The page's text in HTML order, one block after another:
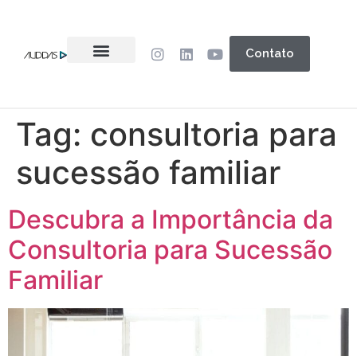
Contato
Tag: consultoria para
sucessão familiar
Descubra a Importância da
Consultoria para Sucessão
Familiar